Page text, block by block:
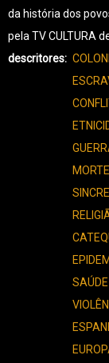
da história dos
pela TV CULTURA
descritores
MORTE